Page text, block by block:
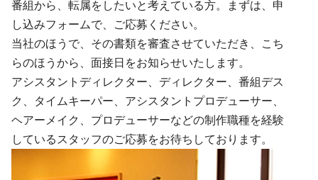
番組から、転属をしたいと考えている方。まずは、申
し込みフォームで、ご応募ください。
当社のほうで、その書類を審査させていただき、こち
らのほうから、面接日をお知らせいたします。
アシスタントディレクター、ディレクター、番組デス
ク、タイムキーパー、アシスタントプロデューサー、
ヘアーメイク、プロデューサーなどの制作職種を経験
しているスタッフのご応募をお待ちしております。